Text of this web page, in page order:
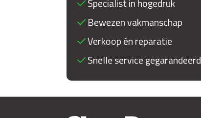
Specialist in hogedruk
Bewezen vakmanschap
Verkoop én reparatie
Snelle service gegarandeerd